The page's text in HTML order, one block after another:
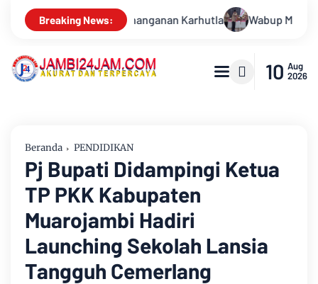
Breaking News:
Wabup Muarojambi Lepas Kontingan Jamnas XXII 2026
10 Aug
2026
Beranda PENDIDIKAN
Pj Bupati Didampingi Ketua
TP PKK Kabupaten
Muarojambi Hadiri
Launching Sekolah Lansia
Tangguh Cemerlang